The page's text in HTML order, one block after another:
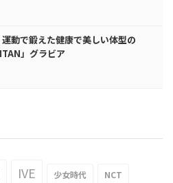
動で鍛えた健康で美しい体型の
」グラビア
IVE 少女時代 NCT